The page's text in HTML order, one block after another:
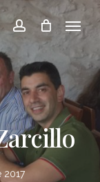
account
2017